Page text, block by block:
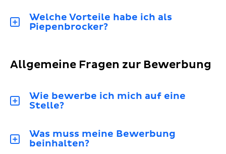
Welche Vorteile habe ich als
Piepenbrocker?
Allgemeine Fragen zur Bewerbung
Wie bewerbe ich mich auf eine
Stelle?
Was muss meine Bewerbung
beinhalten?